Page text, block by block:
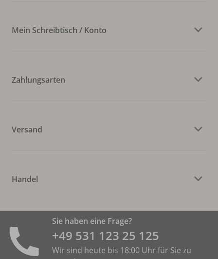
Mein Schreibtisch / Konto
Zahlungsarten
Versand
Handel
Sie haben eine Frage?
+49 531 ­123 25 125
Wir sind heute bis 18:00 Uhr für Sie zu